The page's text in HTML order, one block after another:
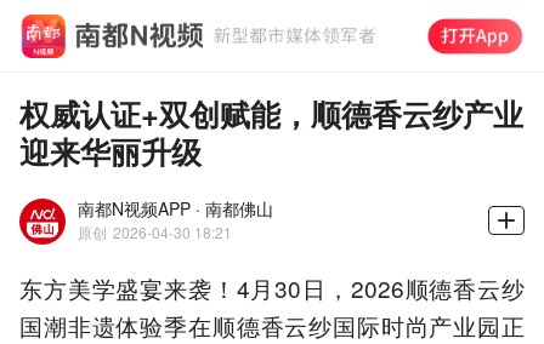
权威认证+双创赋能，顺德香云纱产业
迎来华丽升级
南都N视频APP · 南都佛山
原创 2026-04-30 18:21
东方美学盛宴来袭！4月30日，2026顺德香云纱
国潮非遗体验季在顺德香云纱国际时尚产业园正